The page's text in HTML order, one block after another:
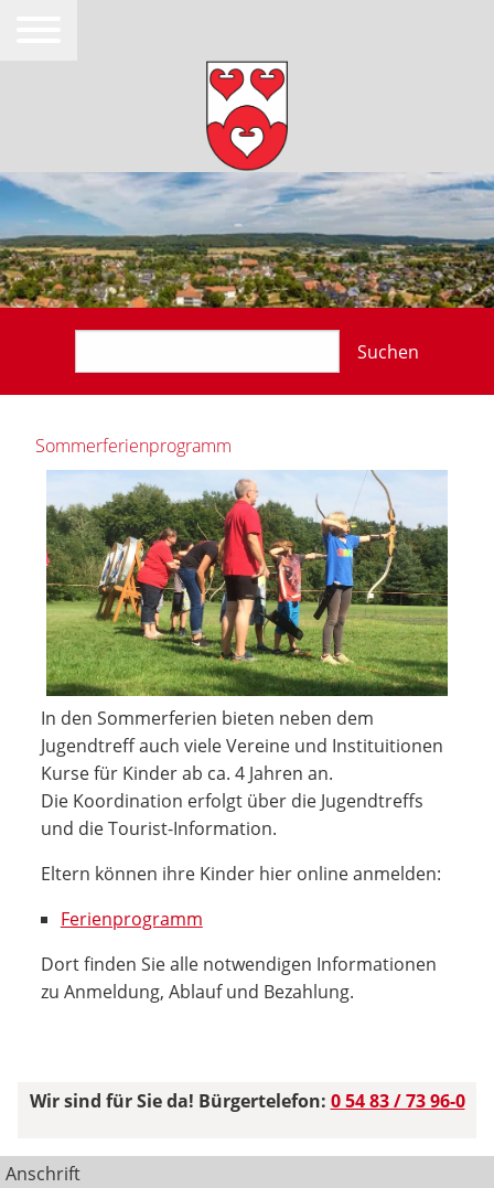
Suchen
Sommerferienprogramm
In den Sommerferien bieten neben dem
Jugendtreff auch viele Vereine und Instituitionen
Kurse für Kinder ab ca. 4 Jahren an.
Die Koordination erfolgt über die Jugendtreffs
und die Tourist-Information.
Eltern können ihre Kinder hier online anmelden:
Ferienprogramm
Dort finden Sie alle notwendigen Informationen
zu Anmeldung, Ablauf und Bezahlung.
Wir sind für Sie da! Bürgertelefon: 0 54 83 / 73 96-0
Anschrift